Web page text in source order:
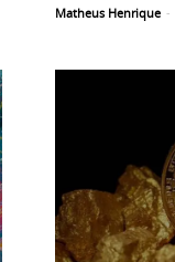
Matheus Henrique -